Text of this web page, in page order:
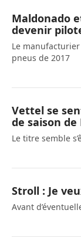
Maldonado
devenir
Le
pneus de 2017
Vettel se
de saison de
Le titre semble
Stroll : Je
Avant